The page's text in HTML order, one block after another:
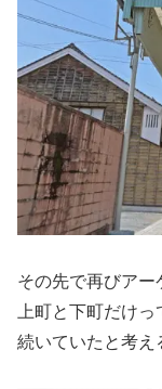
その先で再びアー
上町と下町だけ
続いていたと考え